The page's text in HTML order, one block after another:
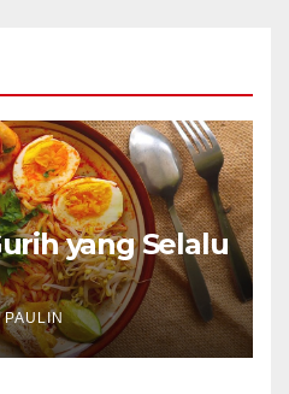
yang Selalu
PAULIN